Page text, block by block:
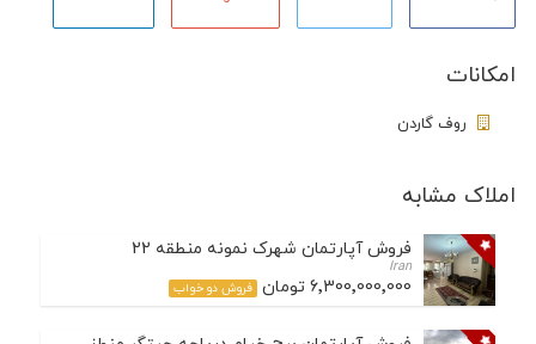
امکانات
روف گاردن
املاک مشابه
فروش آپارتمان شهرک نمونه منطقه 22
Iran
6٬300٬000٬000 تومان فروش دو خواب